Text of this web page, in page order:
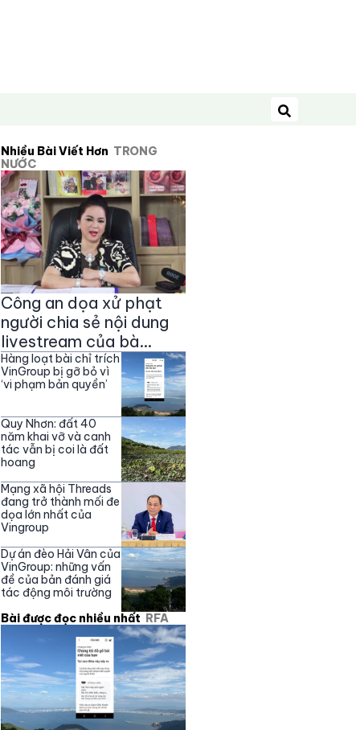
Tìm kiếm
Nhiều Bài Viết Hơn TRONG
NƯỚC
Công an dọa xử phạt
người chia sẻ nội dung
livestream của bà
Nguyễn Phương Hằng
Hàng loạt bài chỉ trích
VinGroup bị gỡ bỏ vì
‘vi phạm bản quyền’
Quy Nhơn: đất 40
năm khai vỡ và canh
tác vẫn bị coi là đất
hoang
Mạng xã hội Threads
đang trở thành mối đe
dọa lớn nhất của
Vingroup
Dự án đèo Hải Vân của
VinGroup: những vấn
đề của bản đánh giá
tác động môi trường
Bài được đọc nhiều nhất RFA